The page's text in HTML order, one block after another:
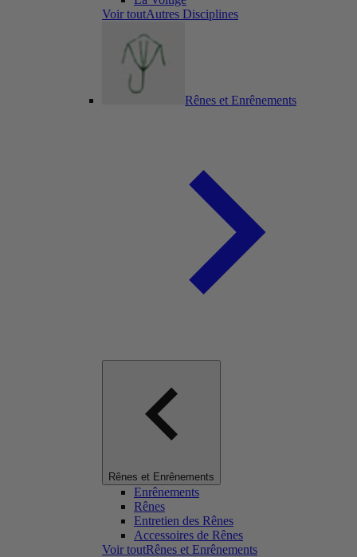
Voir toutAutres Disciplines
Rênes et Enrênements
Rênes et Enrênements
Enrênements
Rênes
Entretien des Rênes
Accessoires de Rênes
Voir toutRênes et Enrênements